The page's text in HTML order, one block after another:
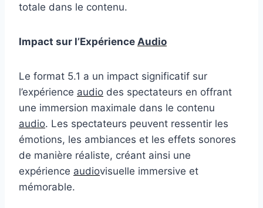
totale dans le contenu.
Impact sur l’Expérience Audio
Le format 5.1 a un impact significatif sur
l’expérience audio des spectateurs en offrant
une immersion maximale dans le contenu
audio. Les spectateurs peuvent ressentir les
émotions, les ambiances et les effets sonores
de manière réaliste, créant ainsi une
expérience audiovisuelle immersive et
mémorable.